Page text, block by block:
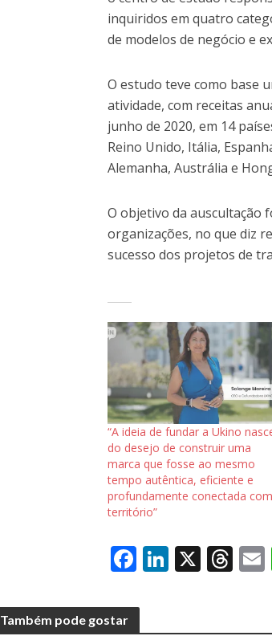
inquiridos em quatro
de modelos de negócio e
O estudo teve como base
atividade, com receitas
junho de 2020, em 14
Reino Unido, Itália,
Alemanha, Austrália e
O objetivo da auscultação
organizações, no que diz
sucesso dos projetos de
“A ideia de fundar a Ukino
do desejo de construir uma
marca que fosse ao mesmo
tempo autêntica, eficiente e
profundamente conectada
território”
F
e
Li X T
Também pode gostar